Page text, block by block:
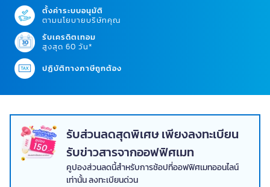
ตั้งค่าระบบอนุมัติ
ตามนโยบายบริษัทคุณ
รับเครดิตเทอม
สูงสุด 60 วัน*
ปฏิบัติทางภาษีถูกต้อง
รับส่วนลดสุดพิเศษ เพียงลงทะเบียน
รับข่าวสารจากออฟฟิศเมท
คูปองส่วนลดนี้สำหรับการช้อปที่ออฟฟิศเมทออนไลน์
เท่านั้น ลงทะเบียนด่วน